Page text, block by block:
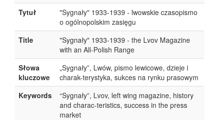
Tytuł
"Sygnały" 1933-1939 - lwowskie czasopismo
o ogólnopolskim zasięgu
Title
"Sygnały" 1933-1939 - the Lvov Magazine
with an All-Polish Range
Słowa
kluczowe
„Sygnały”, Lwów, pismo lewicowe, dzieje i
charak-terystyka, sukces na rynku prasowym
Keywords
“Sygnały”, Lvov, left wing magazine, history
and charac-teristics, success in the press
market